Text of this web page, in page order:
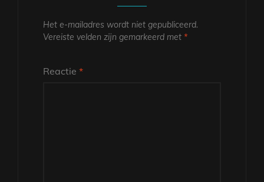
Het e-mailadres wordt niet gepubliceerd.
Vereiste velden zijn gemarkeerd met *
Reactie *